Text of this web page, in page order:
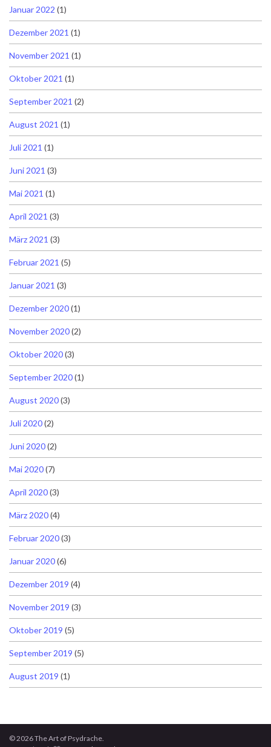
Januar 2022 (1)
Dezember 2021 (1)
November 2021 (1)
Oktober 2021 (1)
September 2021 (2)
August 2021 (1)
Juli 2021 (1)
Juni 2021 (3)
Mai 2021 (1)
April 2021 (3)
März 2021 (3)
Februar 2021 (5)
Januar 2021 (3)
Dezember 2020(1)
November 2020(2)
Oktober 2020(3)
September 2020(1)
August 2020(3)
Juli 2020(2)
Juni 2020(2)
Mai 2020(7)
April 2020(3)
März 2020(4)
Februar 2020(3)
Januar 2020(6)
Dezember 2019 (4)
November 2019 (3)
Oktober 2019 (5)
September 2019 (5)
August 2019 (1)
© 2026 The Art of Psydrache.